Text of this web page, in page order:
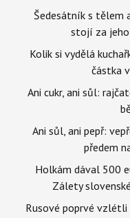
Šedesátník s tělem
stojí za
Kolik si vydělá
částka
Ani cukr, ani sůl:
Ani sůl, ani pepř:
předem
Holkám dával 500
Zálety
Rusové poprvé vzlétli